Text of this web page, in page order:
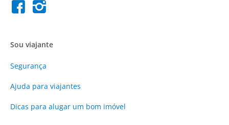
Sou viajante
Segurança
Ajuda para viajantes
Dicas para alugar um bom imóvel